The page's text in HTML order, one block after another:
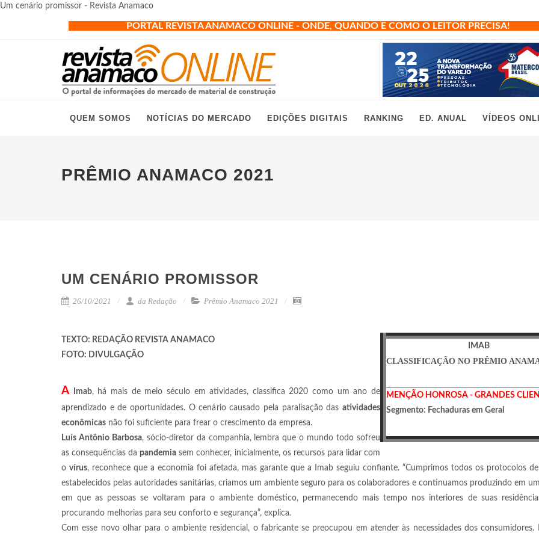
Um cenário promissor - Revista Anamaco
PORTAL REVISTA ANAMACO ONLINE - ONDE, QUANDO E COMO O LEITOR PRECISA!
QUEM SOMOS NOTÍCIAS DO MERCADO EDIÇÕES DIGITAIS RANKING ED. ANUAL VÍDEOS
PRÊMIO ANAMACO 2021
UM CENÁRIO PROMISSOR
26/10/2021 da Redação Prêmio Anamaco 2021
IMAB
CLASSIFICAÇÃO NO PRÊMIO
MENÇÃO HONROSA - GRANDES
Segmento: Fechaduras em Geral
TEXTO: REDAÇÃO REVISTA ANAMACO
FOTO: DIVULGAÇÃO
A Imab, há mais de meio século em atividades, classifica 2020 como um ano de
aprendizado e de oportunidades. O cenário causado pela paralisação das atividades
econômicas não foi suficiente para frear o crescimento da empresa.
Luís Antônio Barbosa, sócio-diretor da companhia, lembra que o mundo todo sofreu
as consequências dapandemia sem conhecer, inicialmente, os recursos para lidar com
o vírus, reconhece que a economia foi afetada, mas garante que a Imab seguiu confiante. “Cumprimos todos os protocolos de
estabelecidos pelas autoridades sanitárias, criamos um ambiente seguro para os colaboradores e continuamos produzindo em
em que as pessoas se voltaram para o ambiente doméstico, permanecendo mais tempo nos interiores de suas
procurando melhorias para seu conforto e segurança”, explica.
Com esse novo olhar para o ambiente residencial, o fabricante se preocupou em atender às necessidades dos consumidores.